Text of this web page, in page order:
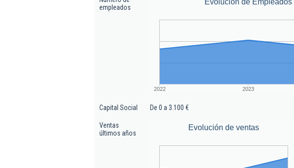
empleados
Evolución de Empleados
2022 2023
Capital Social De 0 a 3.100 €
Ventas
últimos años
Evolución de ventas